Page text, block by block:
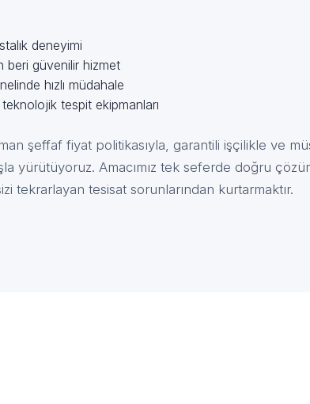
deneyimi
beri güvenilir hizmet
hızlı müdahale
teknolojik tespit ekipmanları
şeffaf fiyat politikasıyla, garantili işçilikle ve
yürütüyoruz. Amacımız tek seferde doğru
tekrarlayan tesisat sorunlarından kurtarmaktır.